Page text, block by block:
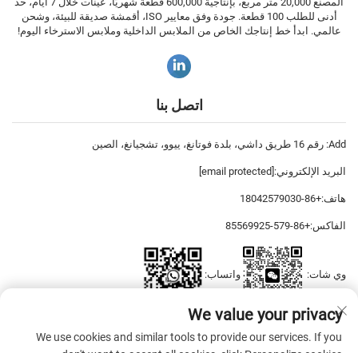
أدنى للطلب 100 قطعة. جودة وفق معايير ISO، أقمشة صديقة للبيئة، وشحن
عالمي. ابدأ خط إنتاجك الخاص من الملابس الداخلية وملابس الاسترخاء اليوم!
اتصل بنا
Add: رقم 16 طريق داشي، بلدة فوتانغ، ييوو، تشجيانغ، الصين
البريد الإلكتروني:
هاتف:+86-18042579030
الفاكس:+86-579-85569925
وي شات: واتساب:
We value your privacy
We use cookies and similar tools to provide our services. If you